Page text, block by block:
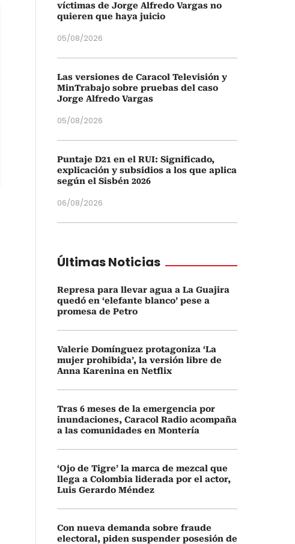
víctimas de Jorge Alfredo Vargas no
quieren que haya juicio
05/08/2026
Las versiones de Caracol Televisión y
MinTrabajo sobre pruebas del caso
Jorge Alfredo Vargas
05/08/2026
Puntaje D21 en el RUI: Significado,
explicación y subsidios a los que aplica
según el Sisbén 2026
06/08/2026
Últimas Noticias
Represa para llevar agua a La Guajira
quedó en ‘elefante blanco’ pese a
promesa de Petro
Valerie Domínguez protagoniza ‘La
mujer prohibida’, la versión libre de
Anna Karenina en Netflix
Tras 6 meses de la emergencia por
inundaciones, Caracol Radio acompaña
a las comunidades en Montería
‘Ojo de Tigre’ la marca de mezcal que
llega a Colombia liderada por el actor,
Luis Gerardo Méndez
Con nueva demanda sobre fraude
electoral, piden suspender posesión de